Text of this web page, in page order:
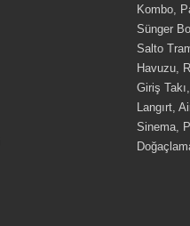
Kombo,
Sünger
Salto
Havuzu,
Giriş
Langırt,
Sinema,